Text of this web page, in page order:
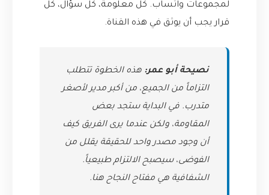
لمجموعات واتساب. كل معلومة، كل سؤال، كل
قرار يجب أن يوثق في هذه القناة.
نصيحة أبو عمر: هذه الخطوة تتطلب
التزاماً من الجميع، من أكبر مدير لأصغر
متدرب. في البداية ستجد بعض
المقاومة، ولكن عندما يرى الفريق كيف
أن وجود مصدر واحد للحقيقة يقلل من
الفوضى، سيصبح الالتزام طبيعياً.
الشفافية هي مفتاح النجاح هنا.